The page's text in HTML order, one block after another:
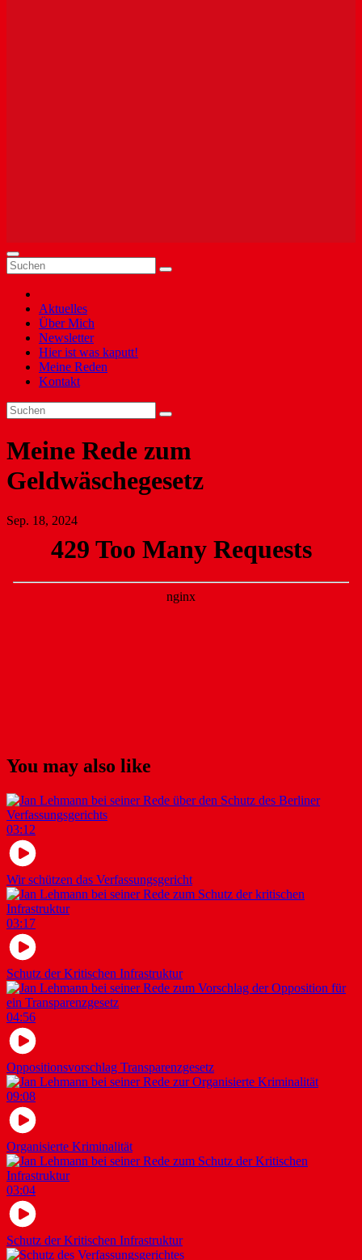
Aktuelles
Über Mich
Newsletter
Hier ist was kaputt!
Meine Reden
Kontakt
Meine Rede zum
Geldwäschegesetz
Sep. 18, 2024
You may also like
03:12
Wir schützen das Verfassungsgericht
03:17
Schutz der Kritischen Infrastruktur
04:56
Oppositionsvorschlag Transparenzgesetz
09:08
Organisierte Kriminalität
03:04
Schutz der Kritischen Infrastruktur